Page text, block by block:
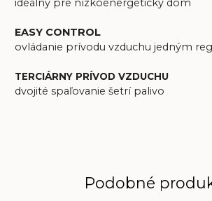
ideálny pre nízkoenergetický dom
EASY CONTROL
ovládanie prívodu vzduchu jedným
TERCIÁRNY PRÍVOD VZDUCHU
dvojité spaľovanie šetrí palivo
Podobné